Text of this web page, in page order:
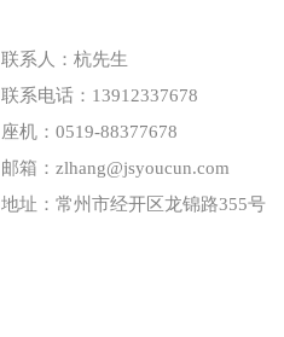
联系人：杭先生
联系电话：13912337678
座机：0519-88377678
邮箱：zlhang@jsyoucun.com
地址：常州市经开区龙锦路355号